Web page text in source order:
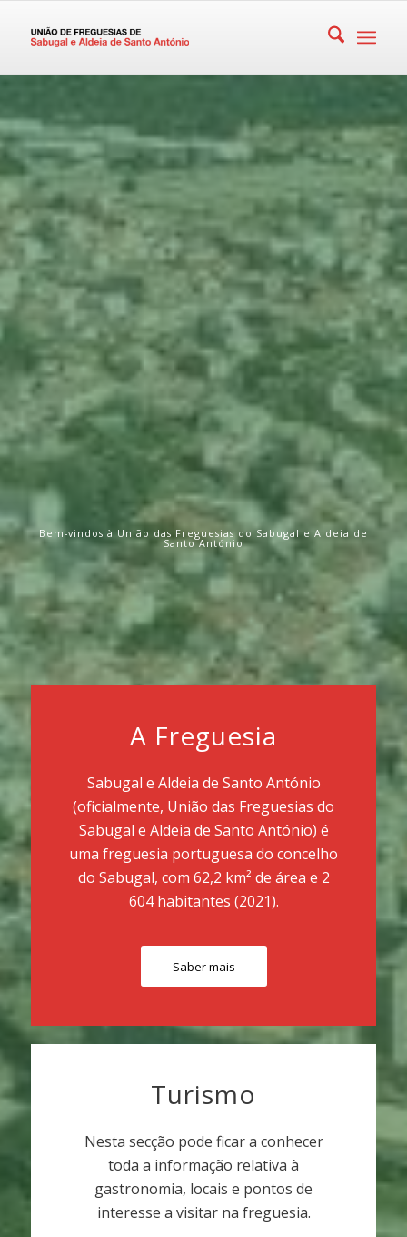
Bem-vindos à União das Freguesias do Sabugal e Aldeia de
Santo António
A Freguesia
Sabugal e Aldeia de Santo António
(oficialmente, União das Freguesias do
Sabugal e Aldeia de Santo António) é
uma freguesia portuguesa do concelho
do Sabugal, com 62,2 km² de área e 2
604 habitantes (2021).
Saber mais
Turismo
Nesta secção pode ficar a conhecer
toda a informação relativa à
gastronomia, locais e pontos de
interesse a visitar na freguesia.